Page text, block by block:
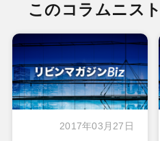
このコラムニス
2017年03月27日